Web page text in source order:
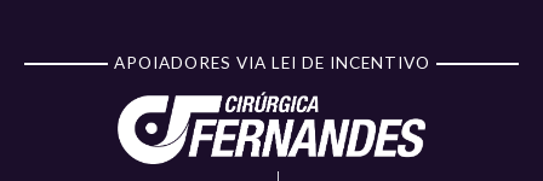
APOIADORES VIA LEI DE INCENTIVO